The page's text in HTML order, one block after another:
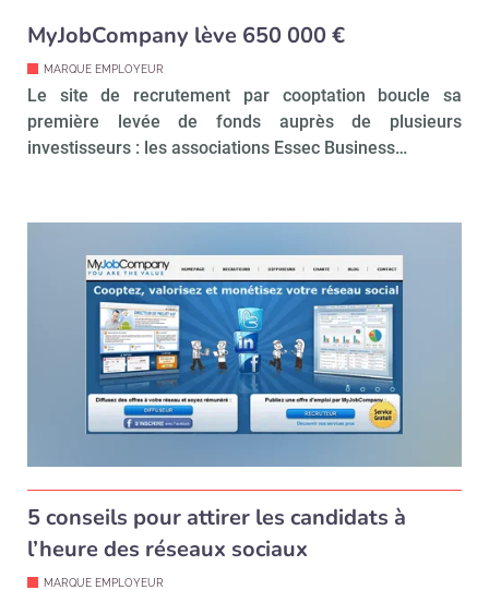
MyJobCompany lève 650 000 €
MARQUE EMPLOYEUR
Le site de recrutement par cooptation boucle sa
première levée de fonds auprès de plusieurs
investisseurs : les associations Essec Business…
5 conseils pour attirer les candidats à
l’heure des réseaux sociaux
MARQUE EMPLOYEUR
Non merci, je reçois déjà
Je déciderai plus